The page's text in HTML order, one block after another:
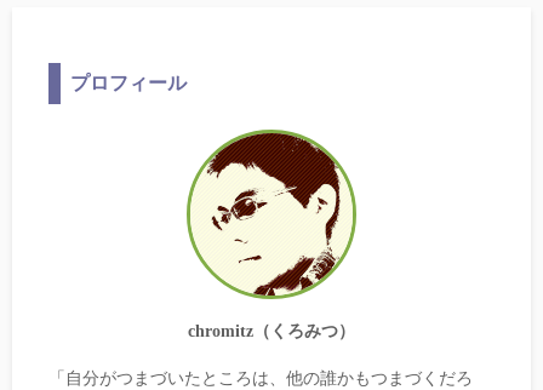
プロフィール
chromitz（くろみつ）
「自分がつまづいたところは、他の誰かもつまづくだろ